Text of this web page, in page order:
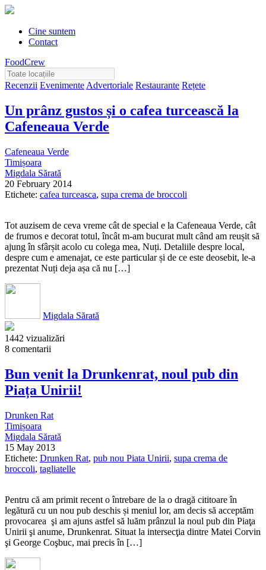
Cine suntem
Contact
FoodCrew
Recenzii Evenimente Advertoriale Restaurante Rețete
Un prânz gustos și o cafea turcească la
Cafeneaua Verde
Cafeneaua Verde
Timișoara
Migdala Sărată
20 February 2014
Etichete: cafea turceasca, supa crema de broccoli
Tot auzisem de ceva vreme cât de special e la Cafeneaua Verde, cât
de frumos e decorat totul, încât m-am bucurat mult când am reușit să
ajung în sfârșit acolo cu colega mea, Nuți. Detaliile despre local,
despre cum e amenajat, ce este particular și de ce este deosebit, le-a
prezentat Nuți deja așa că nu […]
Migdala Sărată
1442 vizualizări
8 comentarii
Bun venit la Drunkenrat, noul pub din
Piața Unirii!
Drunken Rat
Timișoara
Migdala Sărată
15 May 2013
Etichete: Drunken Rat, pub nou Piata Unirii, supa crema de
broccoli, tagliatelle
Pentru că am primit recent o întrebare de la o dragă cititoare în
legătură cu un nou pub deschis și meniul lor, am decis să acceptăm
provocarea şi am ajuns astfel să luăm prânzul la noul pub din Piaţa
Unirii şi anume, Drunkenrat. Situat la intersecţia dintre Matei Corvin
şi George Coşbuc, mai precis în […]